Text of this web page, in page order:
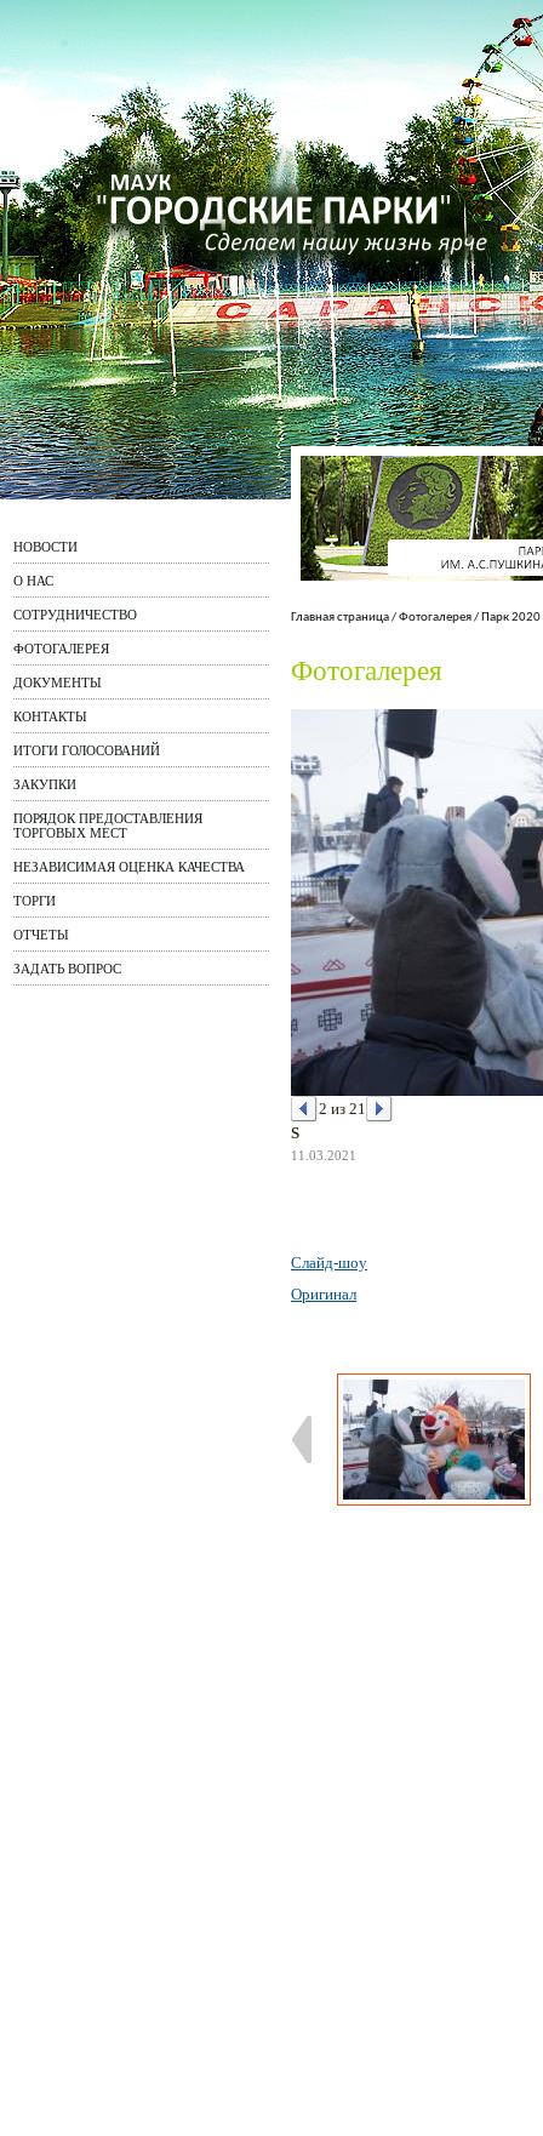
НОВОСТИ
О НАС
СОТРУДНИЧЕСТВО
ФОТОГАЛЕРЕЯ
ДОКУМЕНТЫ
КОНТАКТЫ
ИТОГИ ГОЛОСОВАНИЙ
ЗАКУПКИ
ПОРЯДОК ПРЕДОСТАВЛЕНИЯ
ТОРГОВЫХ МЕСТ
НЕЗАВИСИМАЯ ОЦЕНКА КАЧЕСТВА
ТОРГИ
ОТЧЕТЫ
ЗАДАТЬ ВОПРОС
Главная страница/Фотогалерея/ Парк 2020
Фотогалерея
2 из 21
S
11.03.2021
Слайд-шоу
Оригинал